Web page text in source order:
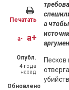
Печатать
a- a+
Опубл.
4 года
назад
Обновлено
а
Песков